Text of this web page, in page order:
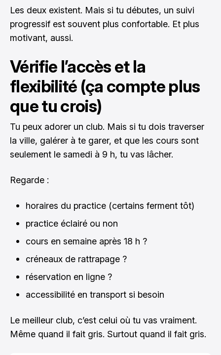
Les deux existent. Mais si tu débutes, un suivi
progressif est souvent plus confortable. Et plus
motivant, aussi.
Vérifie l’accès et la
flexibilité (ça compte plus
que tu crois)
Tu peux adorer un club. Mais si tu dois traverser
la ville, galérer à te garer, et que les cours sont
seulement le samedi à 9 h, tu vas lâcher.
Regarde :
horaires du practice (certains ferment tôt)
practice éclairé ou non
cours en semaine après 18 h ?
créneaux de rattrapage ?
réservation en ligne ?
accessibilité en transport si besoin
Le meilleur club, c’est celui où tu vas vraiment.
Même quand il fait gris. Surtout quand il fait gris.